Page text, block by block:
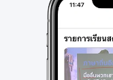
คำกำกวม คำกำกว
ที่มีความหมายไม่ชัด
สื่อสารผิดพลาด
+1